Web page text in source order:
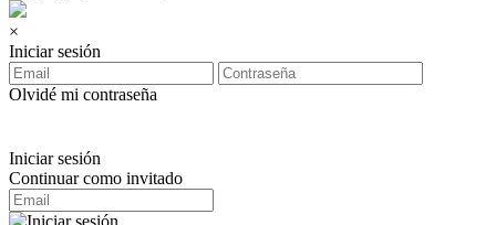
×
Iniciar sesión
Olvidé mi contraseña
Iniciar sesión
Continuar como invitado